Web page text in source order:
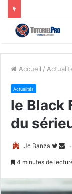
Accueil /
Actualités
le Black
du
Jc Banza
4 minutes de